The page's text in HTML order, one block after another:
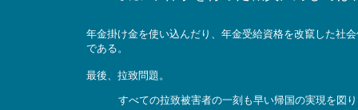
年金掛け金を使い込んだり、年金受給資格を改竄した社
である。
最後、拉致問題。
すべての拉致被害者の一刻も早い帰国の実現を図